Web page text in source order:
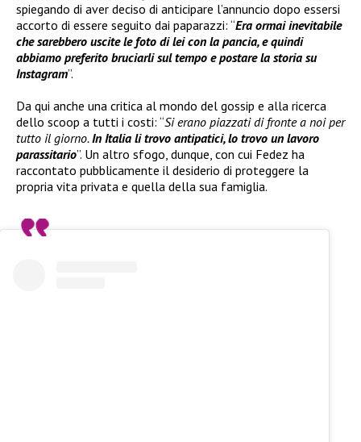
spiegando di aver deciso di anticipare l’annuncio dopo essersi
accorto di essere seguito dai paparazzi: “Era ormai inevitabile
che sarebbero uscite le foto di lei con la pancia, e quindi
abbiamo preferito bruciarli sul tempo e postare la storia su
Instagram”.
Da qui anche una critica al mondo del gossip e alla ricerca
dello scoop a tutti i costi: “Si erano piazzati di fronte a noi per
tutto il giorno.In Italia li trovo antipatici, lo trovo un lavoro
parassitario”. Un altro sfogo, dunque, con cui Fedez ha
raccontato pubblicamente il desiderio di proteggere la
propria vita privata e quella della sua famiglia.